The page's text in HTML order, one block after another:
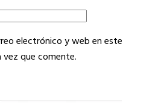
electrónico y web en este
que comente.